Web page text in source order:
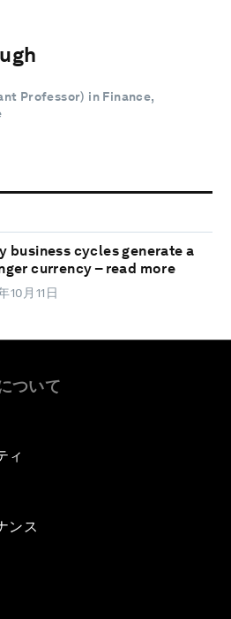
Professor) in Finance,
business cycles generate a
currency – read more
10月11日
ついて
ィ
ンス